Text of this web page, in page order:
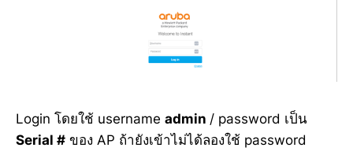
Login โดยใช้ username admin / password เป็น
Serial # ของ AP ถ้ายังเข้าไม่ได้ลองใช้ password